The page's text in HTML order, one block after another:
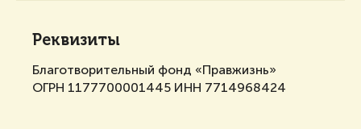
Реквизиты
Благотворительный фонд «Правжизнь»
ОГРН 1177700001445 ИНН 7714968424